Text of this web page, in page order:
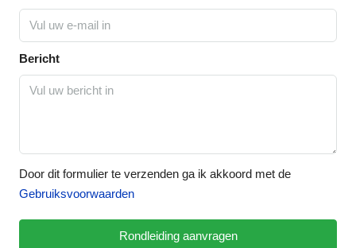
Bericht
Door dit formulier te verzenden ga ik akkoord met de
Gebruiksvoorwaarden
Rondleiding aanvragen